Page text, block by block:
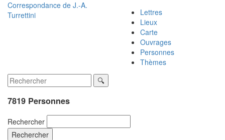
Correspondance de J.-A.
Turrettini
Lettres
Lieux
Carte
Ouvrages
Personnes
Thèmes
7819 Personnes
Rechercher
Rechercher